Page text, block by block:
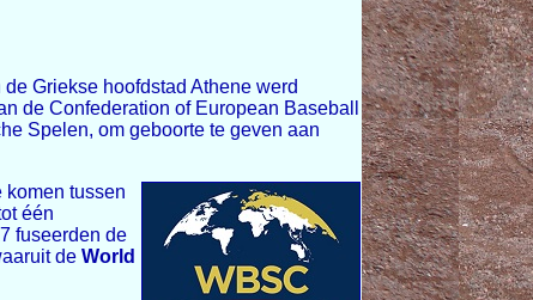
Griekse hoofdstad Athene werd
de Confederation of European Baseball
Spelen, om geboorte te geven aan
komen tussen
één
fuseerden de
de World